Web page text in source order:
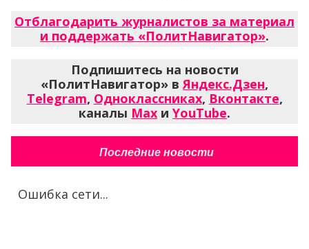
Отблагодарить журналистов за материал
и поддержать «ПолитНавигатор».
Подпишитесь на новости
«ПолитНавигатор» вЯндекс.Дзен,
Telegram, Одноклассниках, Вконтакте,
каналы Max и YouTube.
Последние новости
Ошибка сети...